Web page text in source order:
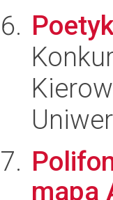
mapa